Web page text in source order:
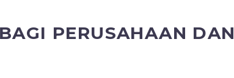
PERUSAHAAN DAN